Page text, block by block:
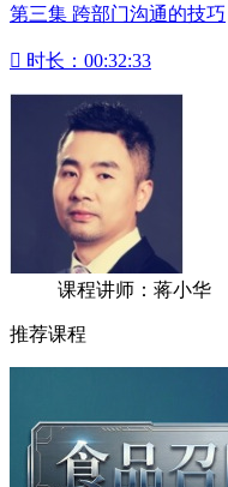
第三集 跨部门沟通的技巧
 时长：00:32:33
课程讲师：蒋小华
推荐课程